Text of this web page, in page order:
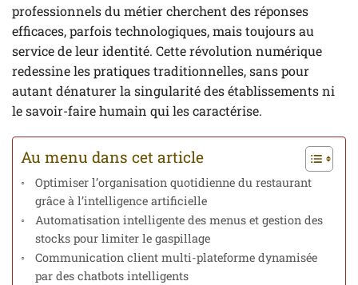
professionnels du métier cherchent des réponses
efficaces, parfois technologiques, mais toujours au
service de leur identité. Cette révolution numérique
redessine les pratiques traditionnelles, sans pour
autant dénaturer la singularité des établissements ni
le savoir-faire humain qui les caractérise.
Au menu dans cet article
Optimiser l’organisation quotidienne du restaurant
grâce à l’intelligence artificielle
Automatisation intelligente des menus et gestion des
stocks pour limiter le gaspillage
Communication client multi-plateforme dynamisée
par des chatbots intelligents